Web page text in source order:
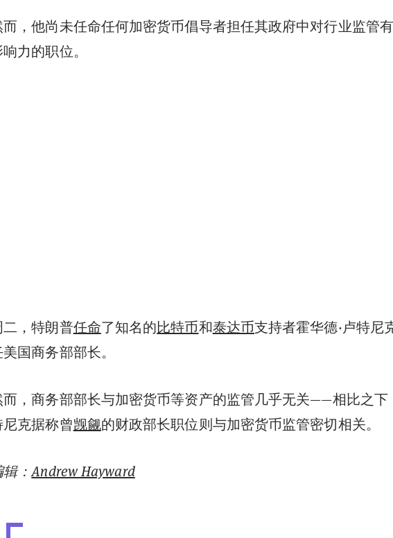
而，他尚未任命任何加密货币倡导者担任其政府中对行业监管
力的职位。
二，特朗普任命了知名的比特币和泰达币支持者霍华德·卢特尼
国商务部部长。
而，商务部部长与加密货币等资产的监管几乎无关——相比之下
尼克据称曾觊觎的财政部长职位则与加密货币监管密切相关。
辑：Andrew Hayward